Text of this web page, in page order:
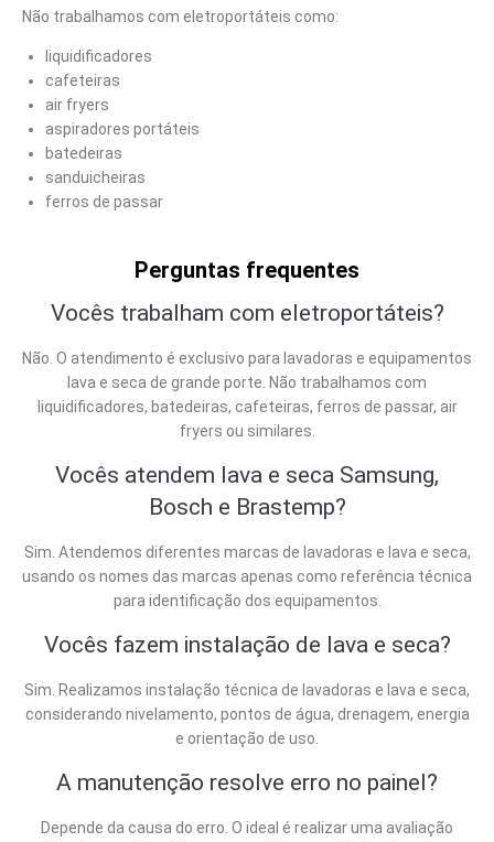
Não trabalhamos com eletroportáteis como:
liquidificadores
cafeteiras
air fryers
aspiradores portáteis
batedeiras
sanduicheiras
ferros de passar
Perguntas frequentes
Vocês trabalham com eletroportáteis?
Não. O atendimento é exclusivo para lavadoras e equipamentos
lava e seca de grande porte. Não trabalhamos com
liquidificadores, batedeiras, cafeteiras, ferros de passar, air
fryers ou similares.
Vocês atendem lava e seca Samsung,
Bosch e Brastemp?
Sim. Atendemos diferentes marcas de lavadoras e lava e seca,
usando os nomes das marcas apenas como referência técnica
para identificação dos equipamentos.
Vocês fazem instalação de lava e seca?
Sim. Realizamos instalação técnica de lavadoras e lava e seca,
considerando nivelamento, pontos de água, drenagem, energia
e orientação de uso.
A manutenção resolve erro no painel?
Depende da causa do erro. O ideal é realizar uma avaliação